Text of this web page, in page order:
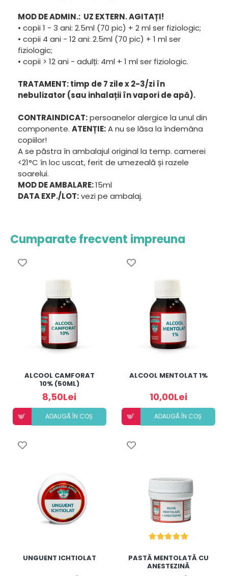
MOD DE ADMIN.: UZ EXTERN. AGITAȚI!
• copii 1 - 3 ani: 2.5ml (70 pic) + 2 ml ser fiziologic;
• copii 4 ani - 12 ani: 2.5ml (70 pic) + 1 ml ser
fiziologic;
• copii > 12 ani - adulți: 4ml + 1 ml ser fiziologic.
TRATAMENT: timp de 7 zile x 2-3/zi în
nebulizator (sau inhalații în vapori de apă).
CONTRAINDICAT:persoanelor alergice la unul din
componente. ATENȚIE:A nu se lăsa la îndemâna
copiilor!
A se păstra în ambalajul original la temp. camerei
<21°C în loc uscat, ferit de umezeală și razele
soarelui.
MOD DE AMBALARE:15ml
DATA EXP./LOT:vezi pe ambalaj.
Cumparate frecvent impreuna
ALCOOL CAMFORAT
10% (50ML)
8,50Lei
ADAUGÃ ÎN COȘ
ALCOOL MENTOLAT 1%
10,00Lei
ADAUGÃ ÎN COȘ
UNGUENT ICHTIOLAT
PASTĂ MENTOLATĂ CU
ANESTEZINĂ